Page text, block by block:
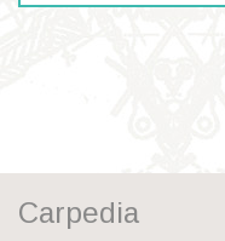
Carpedia